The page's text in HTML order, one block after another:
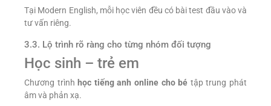
Tại Modern English, mỗi học viên đều có bài test đầu vào và
tư vấn riêng.
3.3. Lộ trình rõ ràng cho từng nhóm đối tượng
Học sinh – trẻ em
Chương trìnhhọc tiếng anh online cho bé tập trung phát
âm và phản xạ.